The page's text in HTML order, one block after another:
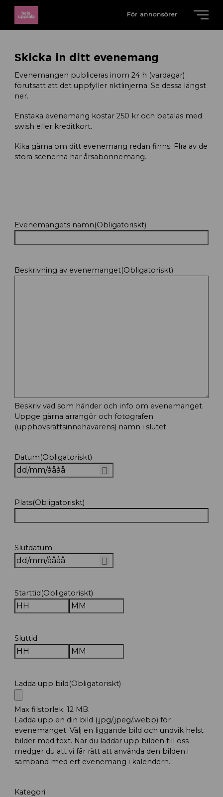
För annonsörer
Skicka in ditt evenemang
Evenemangen publiceras inom 24 h (vardagar)
förutsatt att det uppfyller riktlinjerna. Se dessa längst
ner.
Enstaka evenemang kostar 250 kr och betalas med
swish eller kreditkort.
Kika gärna om ditt evenemang redan finns. Flra av de
stora scenerna har årsabonnemang.
Evenemangets namn(Obligatoriskt)
Beskrivning av evenemanget(Obligatoriskt)
Beskriv vad som händer och info om evenemanget.
Uppge gärna arrangör och fotografen
(upphovsrättsinnehavarens) namn i slutet.
Datum(Obligatoriskt)
Plats(Obligatoriskt)
Slutdatum
Starttid(Obligatoriskt)
Sluttid
Ladda upp bild(Obligatoriskt)
Max filstorlek: 12 MB.
Ladda upp en din bild (.jpg/.jpeg/.webp) för
evenemanget. Välj en liggande bild och undvik helst
bilder med text. När du laddar upp bilden till oss
medger du att vi får rätt att använda den bilden i
samband med ert evenemang i kalendern.
Kategori